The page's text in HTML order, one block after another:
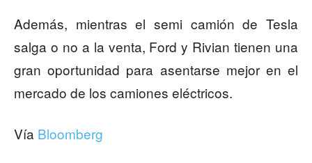
Además, mientras el semi camión de Tesla
salga o no a la venta, Ford y Rivian tienen una
gran oportunidad para asentarse mejor en el
mercado de los camiones eléctricos.
Vía Bloomberg